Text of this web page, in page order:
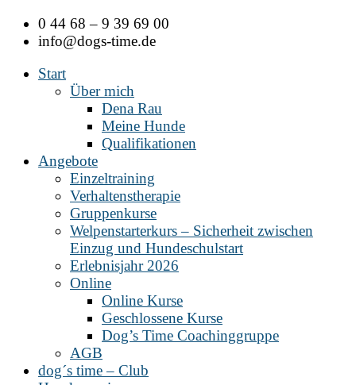
Zum
Inhalt
0 44 68 – 9 39 69 00
info@dogs-time.de
Start
Über mich
Dena Rau
Meine Hunde
Qualifikationen
Angebote
Einzeltraining
Verhaltenstherapie
Gruppenkurse
Welpenstarterkurs – Sicherheit zwischen
Einzug und Hundeschulstart
Erlebnisjahr 2026
Online
Online Kurse
Geschlossene Kurse
Dog’s Time Coachinggruppe
AGB
dog´s time – Club